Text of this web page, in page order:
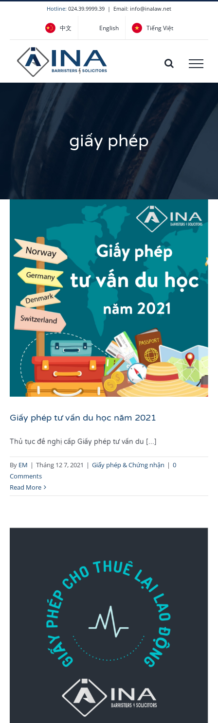
Hotline: 024.39.9999.39 | Email: info@inalaw.net
中文 English Tiếng Việt
giấy phép
Giấy phép tư vấn du học năm 2021
Thủ tục đề nghị cấp Giấy phép tư vấn du [...]
By EM | Tháng 12 7, 2021 | Giấy phép & Chứng nhận | 0
Comments
Read More